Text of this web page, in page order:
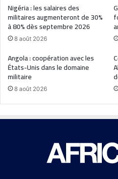
Nigéria : les salaires des
militaires augmenteront de 30%
à 80% dès septembre 2026
8 août 2026
Angola : coopération avec les
États-Unis dans le domaine
militaire
8 août 2026